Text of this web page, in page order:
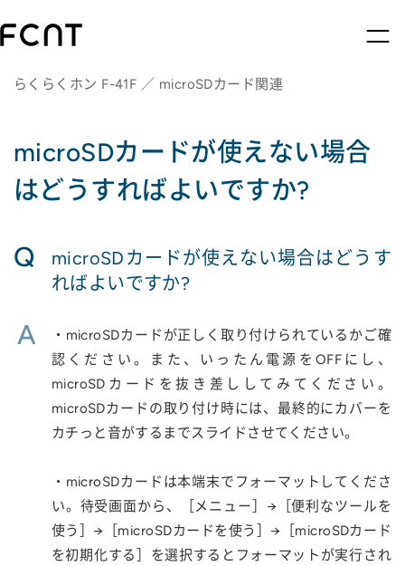
らくらくホン F-41F ／ microSDカード関連
microSDカードが使えない場合
はどうすればよいですか?
Q
microSDカードが使えない場合はどうす
ればよいですか?
A
・microSDカードが正しく取り付けられているかご確
認ください。また、いったん電源をOFFにし、
microSDカードを抜き差ししてみてください。
microSDカードの取り付け時には、最終的にカバーを
カチっと音がするまでスライドさせてください。
・microSDカードは本端末でフォーマットしてくださ
い。待受画面から、［メニュー］→［便利なツールを
使う］→［microSDカードを使う］→［microSDカード
を初期化する］を選択するとフォーマットが実行され